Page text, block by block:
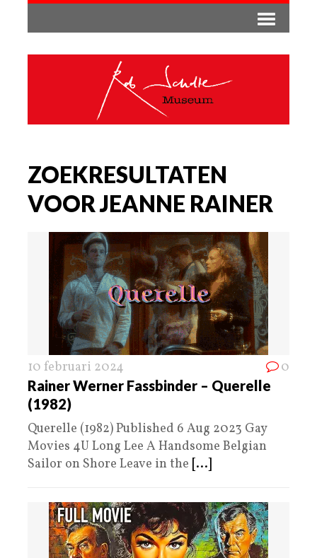
ZOEKRESULTATEN
VOOR JEANNE RAINER
10 februari 2024 0
Rainer Werner Fassbinder – Querelle
(1982)
Querelle (1982) Published 6 Aug 2023 Gay
Movies 4U Long Lee A Handsome Belgian
Sailor on Shore Leave in the [...]